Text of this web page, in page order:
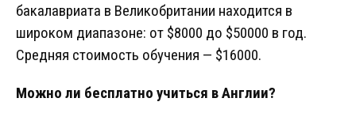
бакалавриата в Великобритании находится в
широком диапазоне: от $8000 до $50000 в год.
Средняя стоимость обучения — $16000.
Можно ли бесплатно учиться в Англии?